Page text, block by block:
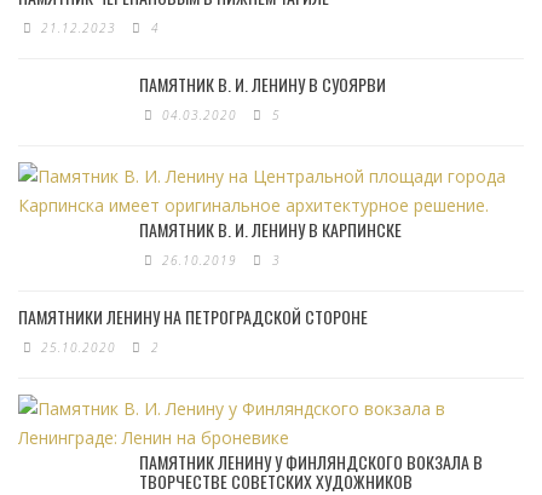
21.12.2023 4
ПАМЯТНИК В. И. ЛЕНИНУ В СУОЯРВИ
04.03.2020 5
ПАМЯТНИК В. И. ЛЕНИНУ В КАРПИНСКЕ
26.10.2019 3
ПАМЯТНИКИ ЛЕНИНУ НА ПЕТРОГРАДСКОЙ СТОРОНЕ
25.10.2020 2
ПАМЯТНИК ЛЕНИНУ У ФИНЛЯНДСКОГО ВОКЗАЛА В
ТВОРЧЕСТВЕ СОВЕТСКИХ ХУДОЖНИКОВ